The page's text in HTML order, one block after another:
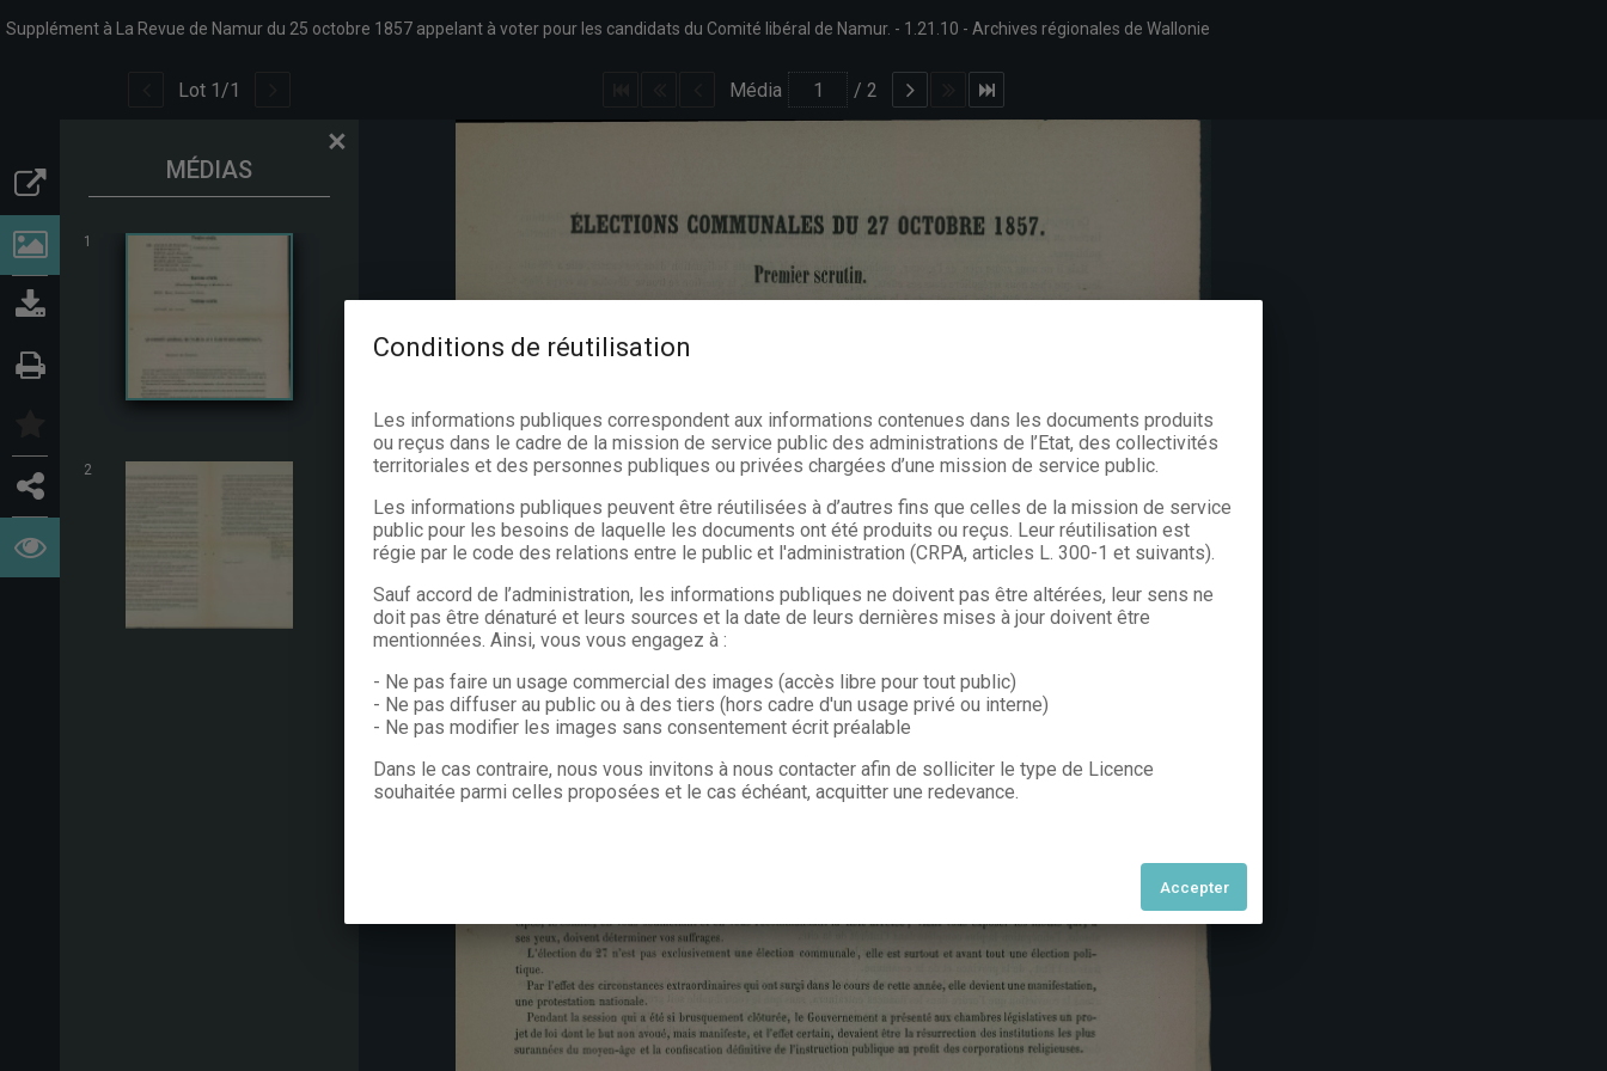
Supplément à La Revue de Namur du 25 octobre 1857 appelant à voter pour les candidats du Comité libéral de Namur. 1.21.10 Archives régionales de Wallonie
Lot 1 /1 Média / 2
MÉDIAS
×
1
2
Conditions de réutilisation
Les informations publiques correspondent aux informations contenues dans les documents produits
ou reçus dans le cadre de la mission de service public des administrations de l’Etat, des collectivités
territoriales et des personnes publiques ou privées chargées d’une mission de service public.
Les informations publiques peuvent être réutilisées à d’autres fins que celles de la mission de service
public pour les besoins de laquelle les documents ont été produits ou reçus. Leur réutilisation est
régie par le code des relations entre le public et l'administration (CRPA, articles L. 300-1 et suivants).
Sauf accord de l’administration, les informations publiques ne doivent pas être altérées, leur sens ne
doit pas être dénaturé et leurs sources et la date de leurs dernières mises à jour doivent être
mentionnées. Ainsi, vous vous engagez à :
- Ne pas faire un usage commercial des images (accès libre pour tout public)
- Ne pas diffuser au public ou à des tiers (hors cadre d'un usage privé ou interne)
- Ne pas modifier les images sans consentement écrit préalable
Dans le cas contraire, nous vous invitons à nous contacter afin de solliciter le type de Licence
souhaitée parmi celles proposées et le cas échéant, acquitter une redevance.